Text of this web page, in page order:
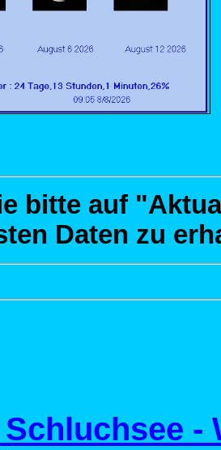
bitte auf
Daten zu
-